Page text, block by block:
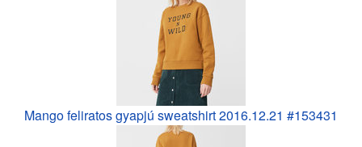
Mango feliratos gyapjú sweatshirt 2016.12.21 #153431